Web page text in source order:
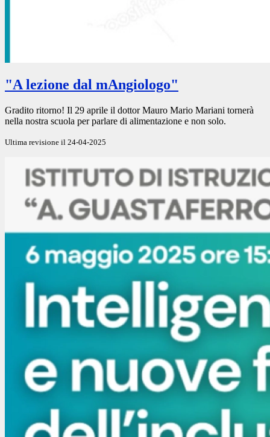
"A lezione dal mAngiologo"
Gradito ritorno! Il 29 aprile il dottor Mauro Mario Mariani tornerà
nella nostra scuola per parlare di alimentazione e non solo.
Ultima revisione il 24-04-2025